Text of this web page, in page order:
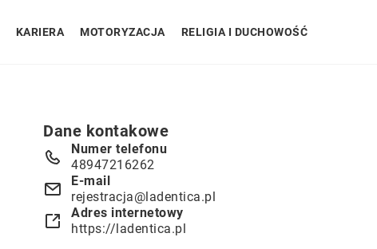
KARIERA MOTORYZACJA RELIGIA I DUCHOWOŚĆ
Dane kontakowe
Numer telefonu
48947216262
E-mail
rejestracja@ladentica.pl
Adres internetowy
https://ladentica.pl